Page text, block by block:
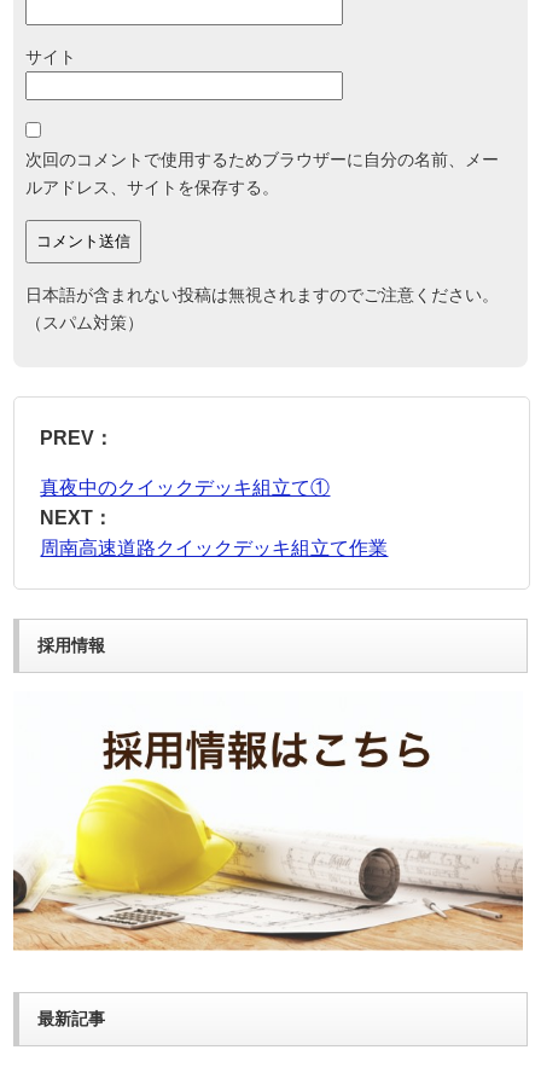
サイト
次回のコメントで使用するためブラウザーに自分の名前、メー
ルアドレス、サイトを保存する。
日本語が含まれない投稿は無視されますのでご注意ください。
（スパム対策）
PREV：
真夜中のクイックデッキ組立て①
NEXT：
周南高速道路クイックデッキ組立て作業
採用情報
最新記事